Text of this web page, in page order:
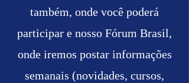
também, onde você poderá
participar e nosso Fórum Brasil,
onde iremos postar informações
semanais (novidades, cursos,